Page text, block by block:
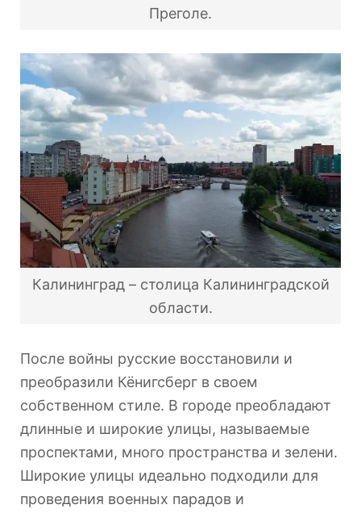
Преголе.
Калининград – столица Калининградской
области.
После войны русские восстановили и
преобразили Кёнигсберг в своем
собственном стиле. В городе преобладают
длинные и широкие улицы, называемые
проспектами, много пространства и зелени.
Широкие улицы идеально подходили для
проведения военных парадов и